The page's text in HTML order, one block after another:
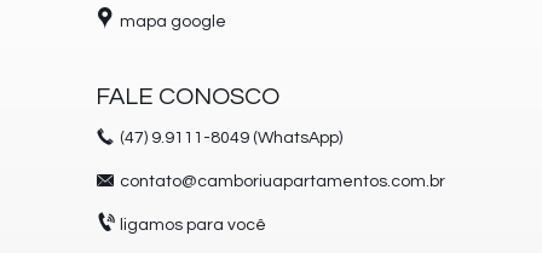
mapa google
FALE CONOSCO
(47) 9.9111-8049 (WhatsApp)
contato@camboriuapartamentos.com.br
ligamos para você